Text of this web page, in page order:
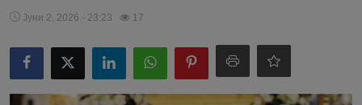
Јуни 2, 2026 - 23:23 17